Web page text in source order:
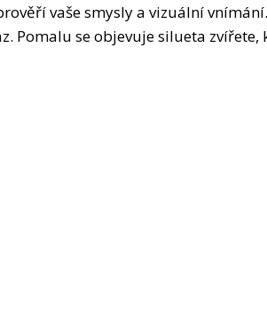
vaše smysly a vizuální
Pomalu se objevuje silueta zvířete,